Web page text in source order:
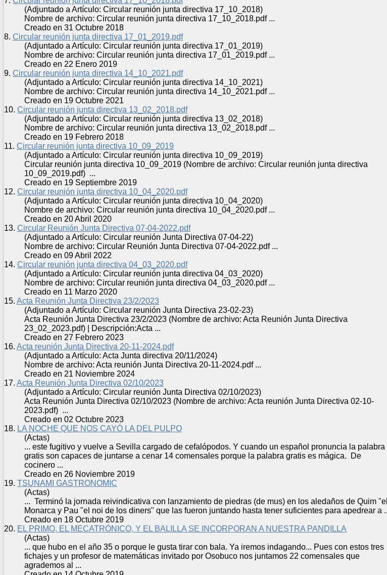
(Adjuntado a Artículo: Circular reunión junta directiva 17_10_2018)
Nombre de archivo: Circular reunión junta directiva 17_10_2018.pdf ...
Creado en 31 Octubre 2018
8. Circular reunión junta directiva 17_01_2019.pdf
(Adjuntado a Artículo: Circular reunión junta directiva 17_01_2019)
Nombre de archivo: Circular reunión junta directiva 17_01_2019.pdf ...
Creado en 22 Enero 2019
9. Circular reunión junta directiva 14_10_2021.pdf
(Adjuntado a Artículo: Circular reunión junta directiva 14_10_2021)
Nombre de archivo: Circular reunión junta directiva 14_10_2021.pdf ...
Creado en 19 Octubre 2021
10. Circular reunión junta directiva 13_02_2018.pdf
(Adjuntado a Artículo: Circular reunión junta directiva 13_02_2018)
Nombre de archivo: Circular reunión junta directiva 13_02_2018.pdf ...
Creado en 19 Febrero 2018
11. Circular reunión junta directiva 10_09_2019
(Adjuntado a Artículo: Circular reunión junta directiva 10_09_2019)
Circular reunión junta directiva 10_09_2019 (Nombre de archivo: Circular reunión junta directiva
10_09_2019.pdf) ...
Creado en 19 Septiembre 2019
12. Circular reunión junta directiva 10_04_2020.pdf
(Adjuntado a Artículo: Circular reunión junta directiva 10_04_2020)
Nombre de archivo: Circular reunión junta directiva 10_04_2020.pdf ...
Creado en 20 Abril 2020
13. Circular Reunión Junta Directiva 07-04-2022.pdf
(Adjuntado a Artículo: Circular reunión Junta Directiva 07-04-22)
Nombre de archivo: Circular Reunión Junta Directiva 07-04-2022.pdf ...
Creado en 09 Abril 2022
14. Circular reunión junta directiva 04_03_2020.pdf
(Adjuntado a Artículo: Circular reunión junta directiva 04_03_2020)
Nombre de archivo: Circular reunión junta directiva 04_03_2020.pdf ...
Creado en 11 Marzo 2020
15. Acta Reunión Junta Directiva 23/2/2023
(Adjuntado a Artículo: Circular reunión Junta Directiva 23-02-23)
Acta Reunión Junta Directiva 23/2/2023 (Nombre de archivo: Acta Reunión Junta Directiva
23_02_2023.pdf) | Descripción:Acta ...
Creado en 27 Febrero 2023
16. Acta reunión Junta Directiva 20-11-2024.pdf
(Adjuntado a Artículo: Acta Junta directiva 20/11/2024)
Nombre de archivo: Acta reunión Junta Directiva 20-11-2024.pdf ...
Creado en 21 Noviembre 2024
17. Acta Reunión Junta Directiva 02/10/2023
(Adjuntado a Artículo: Circular reunión Junta Directiva 02/10/2023)
Acta Reunión Junta Directiva 02/10/2023 (Nombre de archivo: Acta reunión Junta Directiva 02-10-
2023.pdf) ...
Creado en 02 Octubre 2023
18. LA NOCHE QUE NOS CAYÓ LA DEL PULPO
(Actas)
... este fugitivo y vuelve a Sevilla cargado de cefalópodos. Y cuando un español pronuncia la palabra
gratis son capaces de juntarse a cenar 14 comensales porque la palabra gratis es mágica. De
cocinero ...
Creado en 26 Noviembre 2019
19. TSUNAMI GASTRONOMIC
(Actas)
... Terminó la jornada reivindicativa con lanzamiento de piedras (de mus) en los aledaños de Quim "el
Monarca y Pau "el noi de los diners" que las fueron juntando hasta tener suficientes para apedrear a
Creado en 18 Octubre 2019
20. EL PRIMO, EL MECATRÓNICO, Y EL BALILLA SE INCORPORAN A NUESTRA PANDILLA
(Actas)
... que hubo en el año 35 o porque le gusta tirar con bala. Ya iremos indagando... Pues con estos tres
fichajes y un profesor de matemáticas invitado por Osobuco nos juntamos 22 comensales que
agrademos al ...